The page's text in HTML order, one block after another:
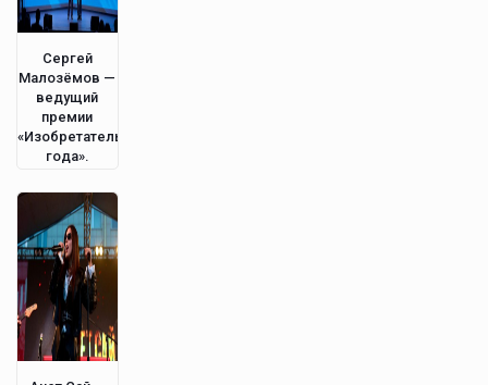
Сергей
Малозёмов —
ведущий
премии
«Изобретатель
года».